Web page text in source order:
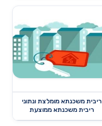
ריבית משכנתא מומלצת ונתוני
ריבית משכנתא ממוצעת